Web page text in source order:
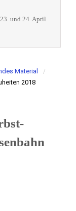
und 24. April
Material
2018